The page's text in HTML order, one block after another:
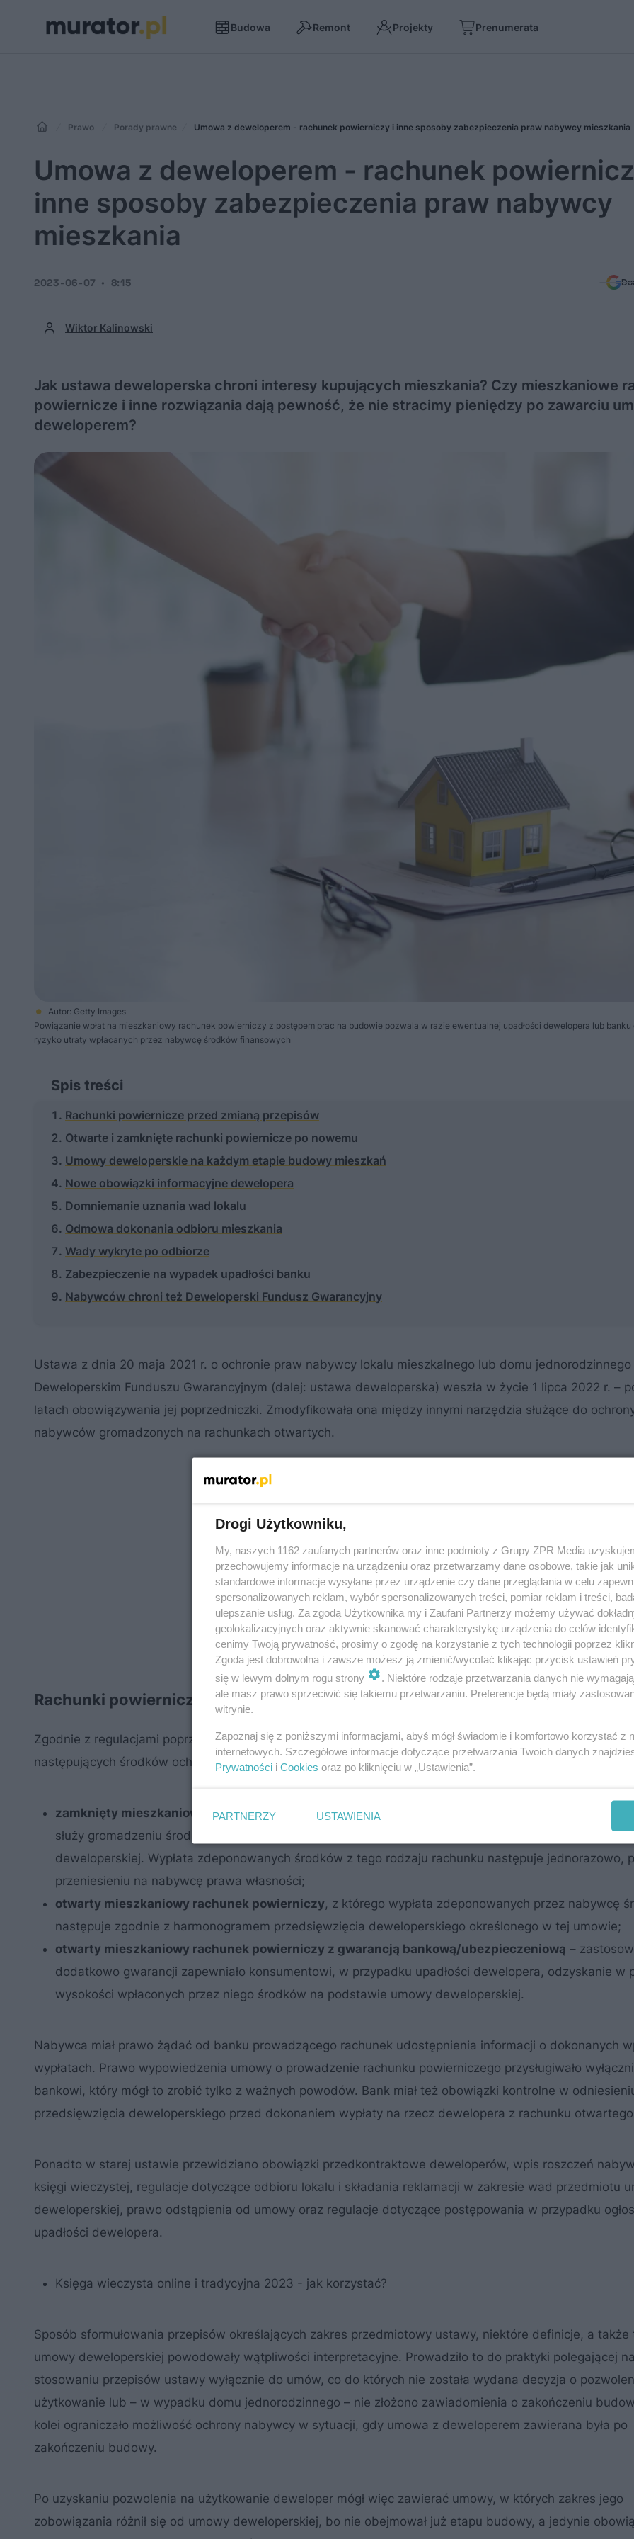
Budowa Remont Projekty Prenumerata
Prawo Porady prawne Umowa z deweloperem - rachunek powierniczy i inne sposoby zabezpieczenia praw nabywcy mieszkania
Umowa z deweloperem - rachunek
inne sposoby zabezpieczenia praw nabywcy
mieszkania
Wiktor Kalinowski
2023-06-07 8:15
Jak ustawa deweloperska chroni interesy kupujących mieszkania? Czy mieszkaniowe
powiernicze i inne rozwiązania dają pewność, że nie stracimy pieniędzy po zawarciu
deweloperem?
Autor: Getty Images
Powiązanie wpłat na mieszkaniowy rachunek powierniczy z postępem prac na budowie pozwala w razie ewentualnej upadłości dewelopera lub
ryzyko utraty wpłacanych przez nabywcę środków finansowych
Spis treści
Rachunki powiernicze przed zmianą przepisów
Otwarte i zamknięte rachunki powiernicze po nowemu
Umowy deweloperskie na każdym etapie budowy mieszkań
Nowe obowiązki informacyjne dewelopera
Domniemanie uznania wad lokalu
Odmowa dokonania odbioru mieszkania
Wady wykryte po odbiorze
Zabezpieczenie na wypadek upadłości banku
Nabywców chroni też Deweloperski Fundusz Gwarancyjny
Ustawa z dnia 20 maja 2021 r. o ochronie praw nabywcy lokalu mieszkalnego lub domu jednorodzinnego
Deweloperskim Funduszu Gwarancyjnym (dalej: ustawa deweloperska) weszła w życie 1 lipca 2022 r. –
latach obowiązywania jej poprzedniczki. Zmodyfikowała ona między innymi narzędzia służące do
nabywców gromadzonych na rachunkach otwartych.
Rachunki powiernicze przed zmianą przepisów
Zgodnie z regulacjami poprzedniej ustawy deweloper miał obowiązek zapewnić nabywcom co najmniej
następujących środków ochrony:
zamknięty mieszkaniowy rachunek powierniczy- czyli należący do dewelopera rachunek
służy gromadzeniu środków pieniężnych wpłacanych przez nabywcę na cele określone w umowie
deweloperskiej. Wypłata zdeponowanych środków z tego rodzaju rachunku następuje jednorazowo,
przeniesieniu na nabywcę prawa własności;
otwarty mieszkaniowy rachunek powierniczy, z którego wypłata zdeponowanych przez nabywcę
następuje zgodnie z harmonogramem przedsięwzięcia deweloperskiego określonego w tej umowie;
otwarty mieszkaniowy rachunek powierniczy z gwarancją bankową/ubezpieczeniową –
dodatkowo gwarancji zapewniało konsumentowi, w przypadku upadłości dewelopera, odzyskanie w
wysokości wpłaconych przez niego środków na podstawie umowy deweloperskiej.
Nabywca miał prawo żądać od banku prowadzącego rachunek udostępnienia informacji o dokonanych
wypłatach. Prawo wypowiedzenia umowy o prowadzenie rachunku powierniczego przysługiwało
bankowi, który mógł to zrobić tylko z ważnych powodów. Bank miał też obowiązki kontrolne w
przedsięwzięcia deweloperskiego przed dokonaniem wypłaty na rzecz dewelopera z rachunku
Ponadto w starej ustawie przewidziano obowiązki przedkontraktowe deweloperów, wpis roszczeń
księgi wieczystej, regulacje dotyczące odbioru lokalu i składania reklamacji w zakresie wad przedmiotu
deweloperskiej, prawo odstąpienia od umowy oraz regulacje dotyczące postępowania w przypadku
upadłości dewelopera.
Księga wieczysta online i tradycyjna 2023 - jak korzystać?
Sposób sformułowania przepisów określających zakres przedmiotowy ustawy, niektóre definicje, a także
umowy deweloperskiej powodowały wątpliwości interpretacyjne. Prowadziło to do praktyki polegającej na
stosowaniu przepisów ustawy wyłącznie do umów, co do których nie została wydana decyzja o
użytkowanie lub – w wypadku domu jednorodzinnego – nie złożono zawiadomienia o zakończeniu
kolei ograniczało możliwość ochrony nabywcy w sytuacji, gdy umowa z deweloperem zawierana była po
zakończeniu budowy.
Po uzyskaniu pozwolenia na użytkowanie deweloper mógł więc zawierać umowy, w których zakres jego
zobowiązania różnił się od umowy deweloperskiej, bo nie obejmował już etapu budowy, a jedynie
Drogi Użytkowniku,
My, naszych 1162 zaufanych partnerów oraz inne podmioty z Grupy ZPR Media
przechowujemy informacje na urządzeniu oraz przetwarzamy dane osobowe, takie jak
standardowe informacje wysyłane przez urządzenie czy dane przeglądania w celu
spersonalizowanych reklam, wybór spersonalizowanych treści, pomiar reklam i treści,
ulepszanie usług. Za zgodą Użytkownika my i Zaufani Partnerzy możemy używać
geolokalizacyjnych oraz aktywnie skanować charakterystykę urządzenia do celów
cenimy Twoją prywatność, prosimy o zgodę na korzystanie z tych technologii poprzez
Zgoda jest dobrowolna i zawsze możesz ją zmienić/wycofać klikając przycisk ustawień
się w lewym dolnym rogu strony
. Niektóre rodzaje przetwarzania danych nie
ale masz prawo sprzeciwić się takiemu przetwarzaniu. Preferencje będą miały
witrynie.
Zapoznaj się z poniższymi informacjami, abyś mógł świadomie i komfortowo korzystać z
internetowych. Szczegółowe informacje dotyczące przetwarzania Twoich danych
Prywatności i Cookies oraz po kliknięciu w „Ustawienia”.
PARTNERZY USTAWIENIA